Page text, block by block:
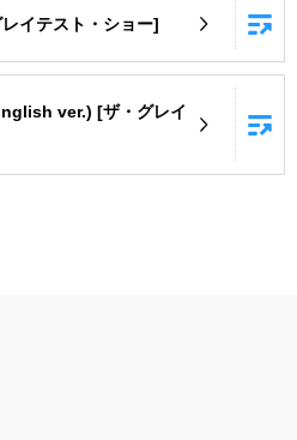
ランキングなど
情報をチェック！
イテスト・ショー]
ver.) [ザ・グレイ